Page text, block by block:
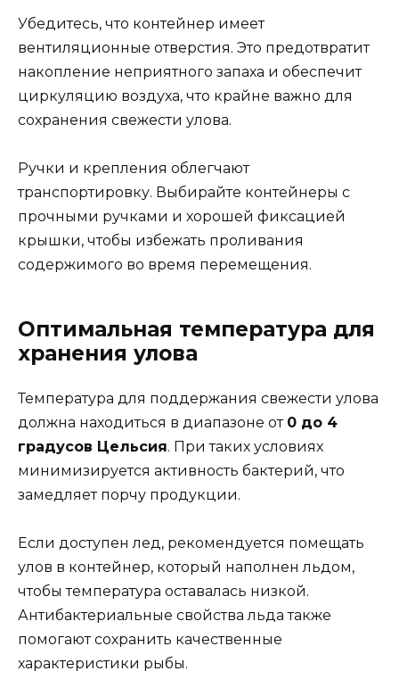
Убедитесь, что контейнер имеет
вентиляционные отверстия. Это предотвратит
накопление неприятного запаха и обеспечит
циркуляцию воздуха, что крайне важно для
сохранения свежести улова.
Ручки и крепления облегчают
транспортировку. Выбирайте контейнеры с
прочными ручками и хорошей фиксацией
крышки, чтобы избежать проливания
содержимого во время перемещения.
Оптимальная температура для
хранения улова
Температура для поддержания свежести улова
должна находиться в диапазоне от 0 до 4
градусов Цельсия. При таких условиях
минимизируется активность бактерий, что
замедляет порчу продукции.
Если доступен лед, рекомендуется помещать
улов в контейнер, который наполнен льдом,
чтобы температура оставалась низкой.
Антибактериальные свойства льда также
помогают сохранить качественные
характеристики рыбы.